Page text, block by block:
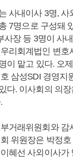
사내이사 3명, 사
7명으로 구성돼
사장 등 3명이 사
리회계법인 변호
이 맡고 있다. 오
삼성SDI 경영지
다. 이사회의 의
거래위원회와 감
위원장은 박정
혜선 사외이사가